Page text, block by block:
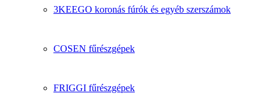
3KEEGO koronás fúrók és egyéb szerszámok
COSEN fűrészgépek
FRIGGI fűrészgépek